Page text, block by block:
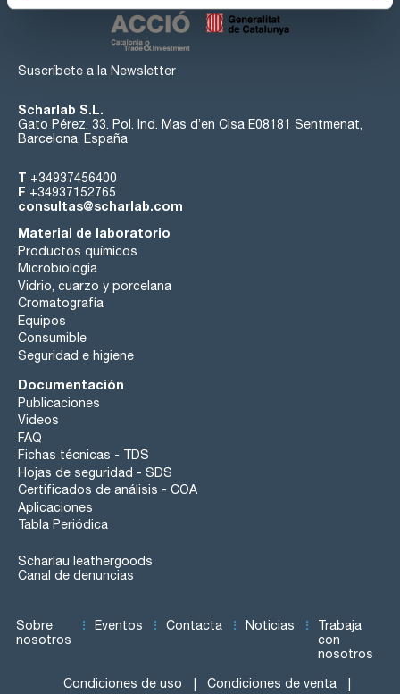
Suscríbete a la Newsletter
Scharlab S.L.
Gato Pérez, 33. Pol. Ind. Mas d’en Cisa E08181 Sentmenat,
Barcelona, España
T +34937456400
F +34937152765
consultas@scharlab.com
Material de laboratorio
Productos químicos
Microbiología
Vidrio, cuarzo y porcelana
Cromatografía
Equipos
Consumible
Seguridad e higiene
Documentación
Publicaciones
Videos
FAQ
Fichas técnicas - TDS
Hojas de seguridad - SDS
Certificados de análisis - COA
Aplicaciones
Tabla Periódica
Scharlau leathergoods
Canal de denuncias
Sobre
nosotros
Eventos Contacta Noticias
Trabaja
con
nosotros
Condiciones de uso Condiciones de venta